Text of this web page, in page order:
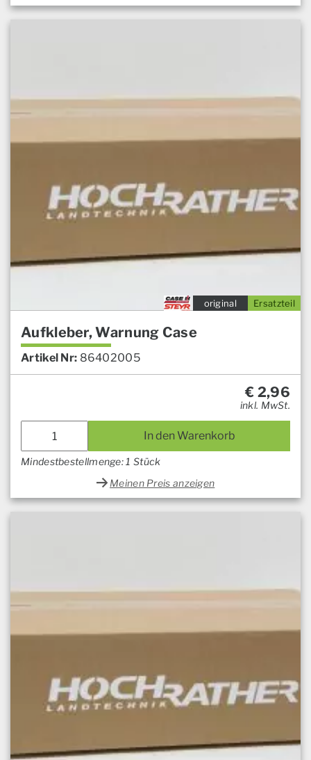
Ersatzteil
original
Aufkleber, Warnung Case
Artikel Nr: 86402005
€ 2,96
inkl. MwSt.
In den Warenkorb
Mindestbestellmenge: 1 Stück
Meinen Preis anzeigen